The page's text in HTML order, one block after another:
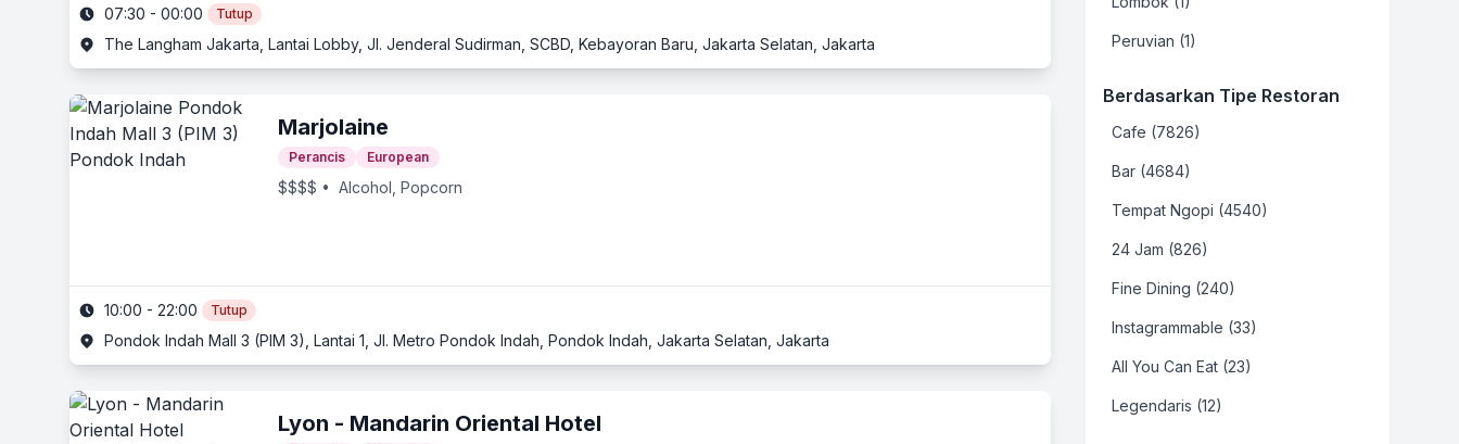
07:30 - 00:00 Tutup
The Langham Jakarta, Lantai Lobby, Jl. Jenderal Sudirman, SCBD, Kebayoran Baru, Jakarta Selatan, Jakarta
Marjolaine
Perancis European
$$$$ • Alcohol, Popcorn
10:00 - 22:00 Tutup
Pondok Indah Mall 3 (PIM 3), Lantai 1, Jl. Metro Pondok Indah, Pondok Indah, Jakarta Selatan, Jakarta
Lyon - Mandarin Oriental Hotel
Peruvian (1)
Berdasarkan Tipe Restoran
Cafe (7826)
Bar (4684)
Tempat Ngopi (4540)
24 Jam (826)
Fine Dining (240)
Instagrammable (33)
All You Can Eat (23)
Legendaris (12)